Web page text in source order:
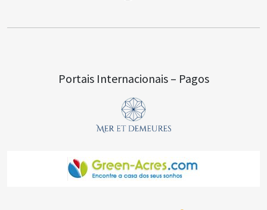
Portais Internacionais – Pagos